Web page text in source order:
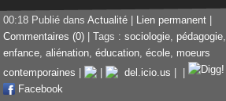
00:18 Publié dans Actualité Lien permanent
Commentaires (0) | Tags : sociologie, pédagogie,
enfance, aliénation, éducation, école, moeurs
contemporaines
del.icio.us
Facebook